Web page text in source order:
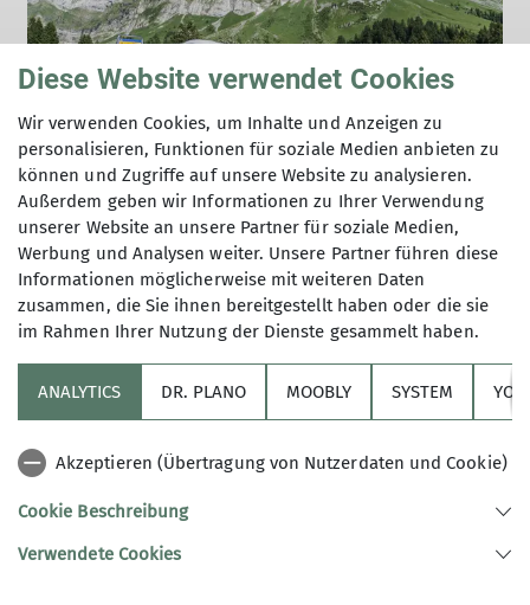
Klimaschutz Sektion ÖV
Öffentlicher Nahverkehr im Bodenseeraum
01.06.2026
Das Bodensee Ticket ermäßigt mit dem
Deutschlandticket und jetzt auch bis nach
Liechtenstein
Links
Sektion Konstanz des Deutschen Alpenvereins e.V.
Diese Website verwendet Cookies
Wir verwenden Cookies, um Inhalte und Anzeigen zu
personalisieren, Funktionen für soziale Medien anbieten zu
können und Zugriffe auf unsere Website zu analysieren.
Außerdem geben wir Informationen zu Ihrer Verwendung
unserer Website an unsere Partner für soziale Medien,
Werbung und Analysen weiter. Unsere Partner führen diese
Informationen möglicherweise mit weiteren Daten
zusammen, die Sie ihnen bereitgestellt haben oder die sie
im Rahmen Ihrer Nutzung der Dienste gesammelt haben.
ANALYTICS DR. PLANO MOOBLY SYSTEM
Akzeptieren (Übertragung von Nutzerdaten und Cookie)
Cookie Beschreibung
Verwendete Cookies